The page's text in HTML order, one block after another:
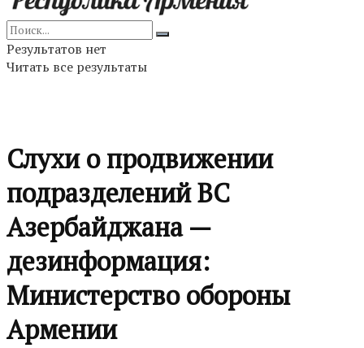
Результатов нет
Читать все результаты
Слухи о продвижении
подразделений ВС
Азербайджана —
дезинформация:
Министерство обороны
Армении